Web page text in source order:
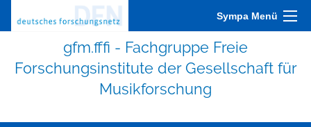
Sympa Menü
gfm.fffi - Fachgruppe Freie
Forschungsinstitute der Gesellschaft für
Musikforschung